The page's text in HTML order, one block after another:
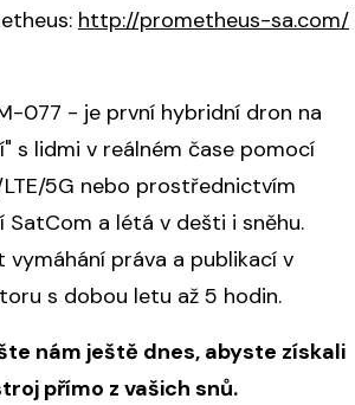
http://prometheus-sa.com/
077 - je první hybridní dron na
s lidmi v reálném čase pomocí
5G nebo prostřednictvím
a létá v dešti i sněhu.
vymáhání práva a publikací v
s dobou letu až 5 hodin.
nám ještě dnes, abyste získali
přímo z vašich snů.